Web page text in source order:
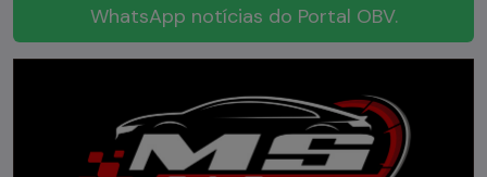
WhatsApp notícias do Portal OBV.